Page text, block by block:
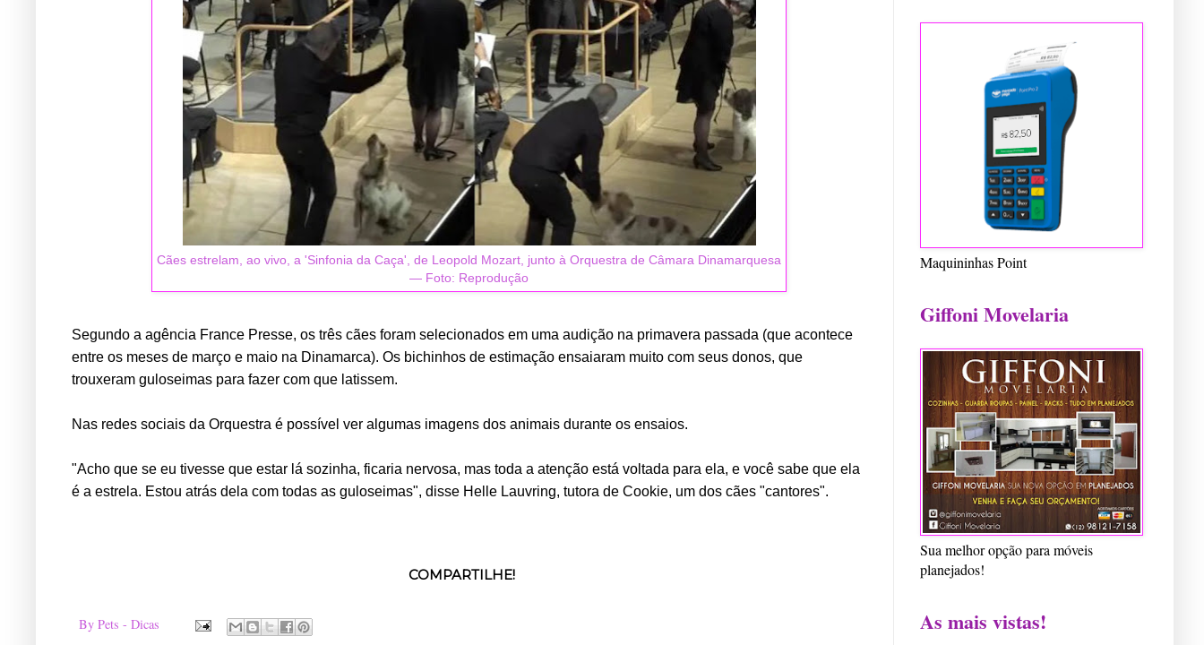
Cães estrelam, ao vivo, a 'Sinfonia da Caça', de Leopold Mozart, junto à Orquestra de Câmara Dinamarquesa
— Foto: Reprodução
Segundo a agência France Presse, os três cães foram selecionados em uma audição na primavera passada (que acontece
entre os meses de março e maio na Dinamarca). Os bichinhos de estimação ensaiaram muito com seus donos, que
trouxeram guloseimas para fazer com que latissem.
Nas redes sociais da Orquestra é possível ver algumas imagens dos animais durante os ensaios.
"Acho que se eu tivesse que estar lá sozinha, ficaria nervosa, mas toda a atenção está voltada para ela, e você sabe que ela
é a estrela. Estou atrás dela com todas as guloseimas", disse Helle Lauvring, tutora de Cookie, um dos cães "cantores".
COMPARTILHE!
By Pets - Dicas
Maquininhas Point
Giffoni Movelaria
Sua melhor opção para móveis
planejados!
As mais vistas!